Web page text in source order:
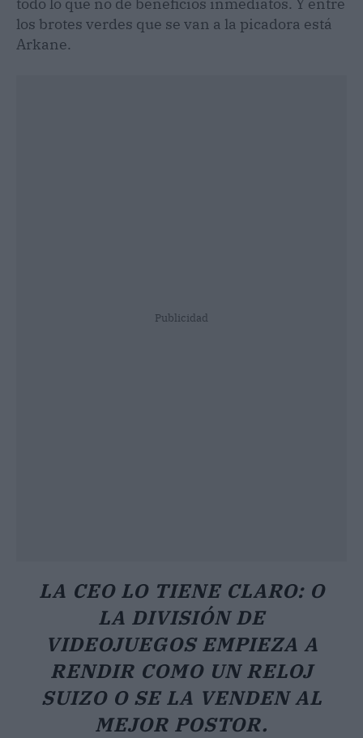
los brotes verdes que se van a la picadora está
Arkane.
Publicidad
LA CEO LO TIENE CLARO: O
LA DIVISIÓN DE
VIDEOJUEGOS EMPIEZA A
RENDIR COMO UN RELOJ
SUIZO O SE LA VENDEN AL
MEJOR POSTOR.